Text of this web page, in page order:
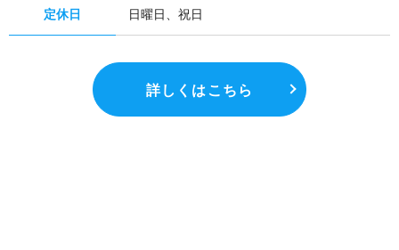
定休日 日曜日、祝日
詳しくはこちら